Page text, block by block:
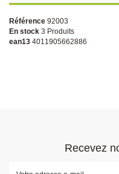
Référence 92003
En stock 3 Produits
ean13 4011905662886
Recevez